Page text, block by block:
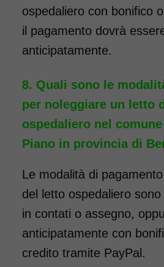
ospedaliero con bonifico
il pagamento dovrà
anticipatamente.
Quali sono le
per noleggiare un letto
ospedaliero nel
Piano in provincia di
Le modalità di
del letto ospedaliero
in contati o assegno,
anticipatamente con
credito tramite PayPal.